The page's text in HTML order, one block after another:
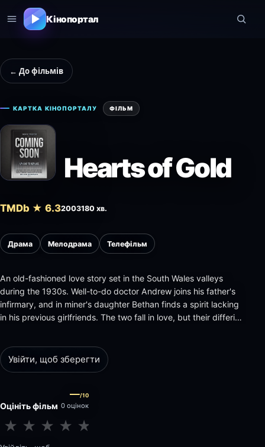
Кінопортал
← До фільмів
КАРТКА КІНОПОРТАЛУ ФІЛЬМ
Hearts of Gold
TMDb ★ 6.32003180 хв.
Драма Мелодрама Телефільм
An old-fashioned love story set in the South Wales valleys
during the 1930s. Well-to-do doctor Andrew joins his father's
infirmary, and in miner's daughter Bethan finds a spirit lacking
in his previous girlfriends. The two fall in love, but their differing
Увійти, щоб зберегти
Оцініть фільм
—/10
0 оцінок
★ ★ ★ ★ ★